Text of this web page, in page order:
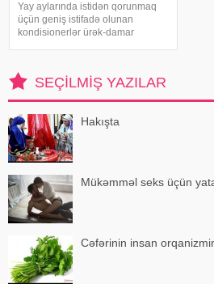
Yay aylarında istidən qorunmaq
üçün geniş istifadə olunan
kondisionerlər ürək-damar
kardioloqların bildirdiyinə görə,
tərli halda qəfil çox soyuq otağ
SEÇILMIŞ YAZILAR
Hakışta
Mükəmməl seks üçün
Cəfərinin insan